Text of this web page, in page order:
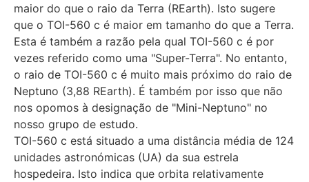
maior do que o raio da Terra (REarth). Isto sugere
que o TOI-560 c é maior em tamanho do que a Terra.
Esta é também a razão pela qual TOI-560 c é por
vezes referido como uma "Super-Terra". No entanto,
o raio de TOI-560 c é muito mais próximo do raio de
Neptuno (3,88 REarth). É também por isso que não
nos opomos à designação de "Mini-Neptuno" no
nosso grupo de estudo.
TOI-560 c está situado a uma distância média de 124
unidades astronómicas (UA) da sua estrela
hospedeira. Isto indica que orbita relativamente